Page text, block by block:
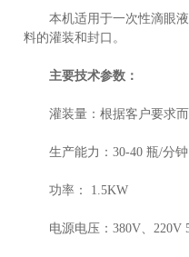
本机适用于一次性滴眼液
料的灌装和封口。
主要技术参数：
灌装量：根据客户要求而
生产能力：30-40 瓶/分钟
功率： 1.5KW
电源电压：380V、220V